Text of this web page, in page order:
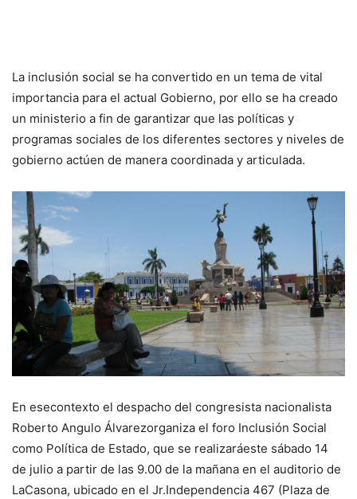
La inclusión social se ha convertido en un tema de vital
importancia para el actual Gobierno, por ello se ha creado
un ministerio a fin de garantizar que las políticas y
programas sociales de los diferentes sectores y niveles de
gobierno actúen de manera coordinada y articulada.
En esecontexto el despacho del congresista nacionalista
Roberto Angulo Álvarezorganiza el foro Inclusión Social
como Política de Estado, que se realizaráeste sábado 14
de julio a partir de las 9.00 de la mañana en el auditorio de
LaCasona, ubicado en el Jr.Independencia 467 (Plaza de